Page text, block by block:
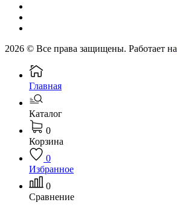
2026 © Все права защищены. Работает на
Главная
Каталог
0
Корзина
0
Избранное
0
Сравнение